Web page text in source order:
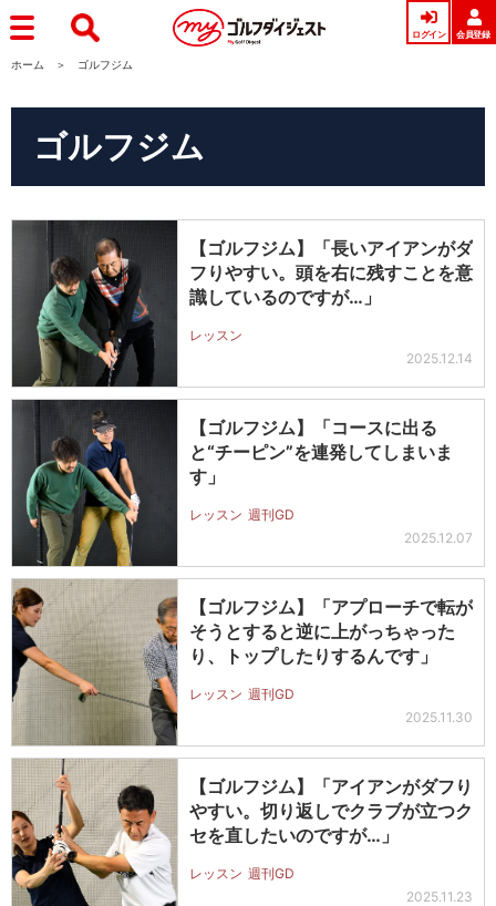
ログイン 会員登録
ホーム ゴルフジム
ゴルフジム
【ゴルフジム】「長いアイアンがダ
フりやすい。頭を右に残すことを意
識しているのですが…」
レッスン
2025.12.14
【ゴルフジム】「コースに出る
と“チーピン”を連発してしまいま
す」
レッスン 週刊GD
2025.12.07
【ゴルフジム】「アプローチで転が
そうとすると逆に上がっちゃった
り、トップしたりするんです」
レッスン 週刊GD
2025.11.30
【ゴルフジム】「アイアンがダフり
やすい。切り返しでクラブが立つク
セを直したいのですが…」
レッスン 週刊GD
2025.11.23